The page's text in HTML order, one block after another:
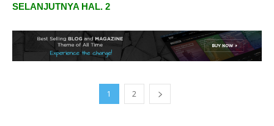
SELANJUTNYA HAL. 2
1 2